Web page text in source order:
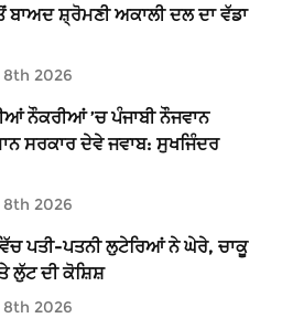
ਬਾਅਦ ਸ਼੍ਰੋਮਣੀ ਅਕਾਲੀ ਦਲ ਦਾ ਵੱਡਾ
2026
ਨੌਕਰੀਆਂ ’ਚ ਪੰਜਾਬੀ ਨੌਜਵਾਨ
ਸਰਕਾਰ ਦੇਵੇ ਜਵਾਬ: ਸੁਖਜਿੰਦਰ
2026
ਪਤੀ-ਪਤਨੀ ਲੁਟੇਰਿਆਂ ਨੇ ਘੇਰੇ, ਚਾਕੂ
ਲੁੱਟ ਦੀ ਕੋਸ਼ਿਸ਼
2026